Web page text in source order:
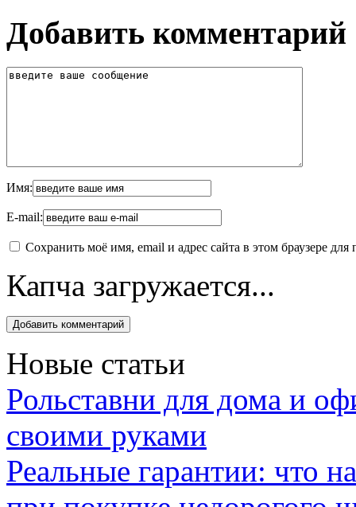
Добавить комментарий
Имя:
E-mail:
Сохранить моё имя, email и адрес сайта в этом браузере
Капча загружается...
Новые статьи
Рольставни для дома и
своими руками
Реальные гарантии: что